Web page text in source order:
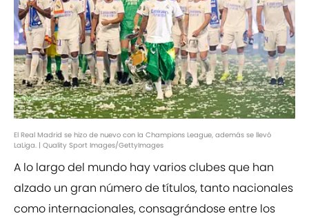
El Real Madrid se hizo de nuevo con la Champions League, además se llevó
LaLiga. | Quality Sport Images/GettyImages
A lo largo del mundo hay varios clubes que han
alzado un gran número de títulos, tanto nacionales
como internacionales, consagrándose entre los